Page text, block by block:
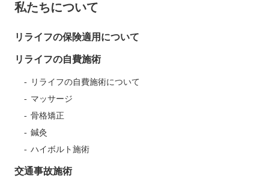
私たちについて
リライフの保険適用について
リライフの自費施術
リライフの自費施術について
マッサージ
骨格矯正
鍼灸
ハイボルト施術
交通事故施術